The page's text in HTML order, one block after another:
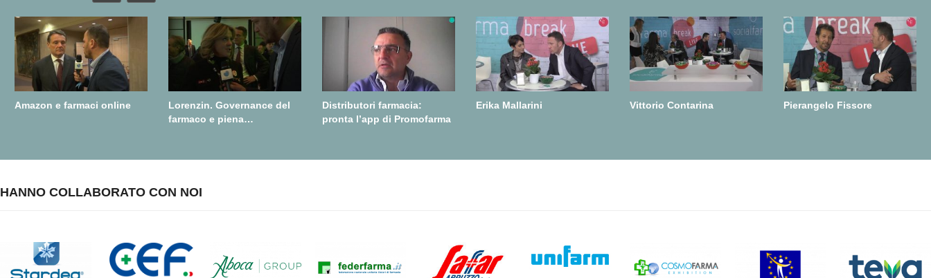
Amazon e farmaci online
Lorenzin. Governance del
farmaco e piena
Distributori farmacia:
pronta l’app di Promofarma
Erika Mallarini Vittorio Contarina Pierangelo Fissore
HANNO COLLABORATO CON NOI